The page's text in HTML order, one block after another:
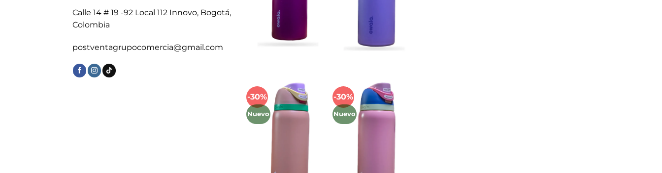
Calle 14 # 19 -92 Local 112 Innovo, Bogotá,
Colombia
postventagrupocomercia@gmail.com
-30%
Nuevo
Añadir
a la
de
-30%
Nuevo
Añadir
a la
de